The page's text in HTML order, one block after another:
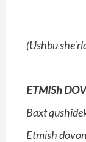
(Ushbu
ETMISh
Baxt
Etmish